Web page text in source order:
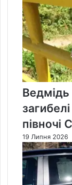
півночі
19 Липня 2026